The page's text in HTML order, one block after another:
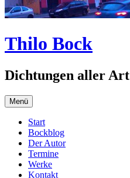
Thilo Bock
Dichtungen aller Art
Menü
Start
Bockblog
Der Autor
Termine
Werke
Kontakt